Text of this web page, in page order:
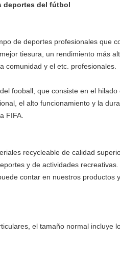
deportes del fútbol
de deportes profesionales que
tiesura, un rendimiento más
comunidad y el etc. profesionales.
fooball, que consiste en el
el alto funcionamiento y la
FIFA.
recycleable de calidad
y de actividades
contar en nuestros productos
el tamaño normal incluye